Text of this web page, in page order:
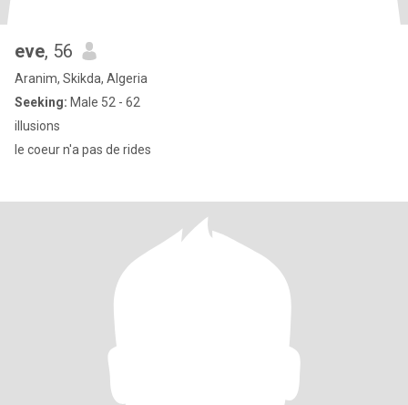
eve, 56
Aranim, Skikda, Algeria
Seeking: Male 52 - 62
illusions
le coeur n'a pas de rides